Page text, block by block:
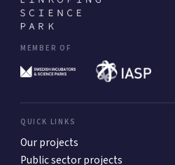
MEMBER OF
QUICK LINKS
Our projects
Public sector projects